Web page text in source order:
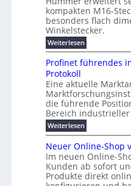
d
w
e
n
i
g
r
B
ü
r
o
k
r
a
t
r
g
i
e
l
ö
u
n
g
e
n
s
t
s
c
h
a
t
l
e
i
s
t
e
n
E
u
r
o
p
e
n
E
t
h
e
r
c
a
t
P
ü
r
e
ff
i
z
i
e
t
e
r
e
s
K
a
b
e
l
m
a
u
m
v
o
n
ü
b
e
2
0
%
i
m
e
r
s
e
n
H
r
n
T
w
i
e
h
a
s
w
i
r
d
n
e
e
r
W
a
g
kompakten M16-
besonders flach
Winkelstecker.
Weiterlesen:
M
1
6
W
i
n
k
e
l
s
t
e
c
k
e
Profinet führendes
Protokoll
Eine aktuelle
die führende
Bereich
Weiterlesen:
P
r
o
f
i
n
Neuer Online-Shop
Im neuen Online-
Kunden ab sofort
Produkte direkt